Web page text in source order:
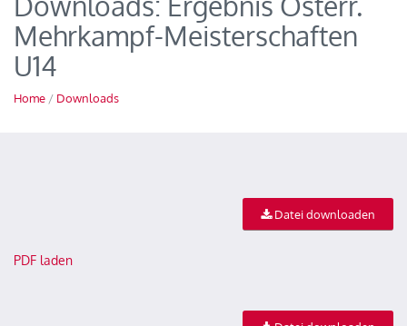
Mehrkampf-Meisterschaften
U14
Home / Downloads
Datei downloaden
PDF laden